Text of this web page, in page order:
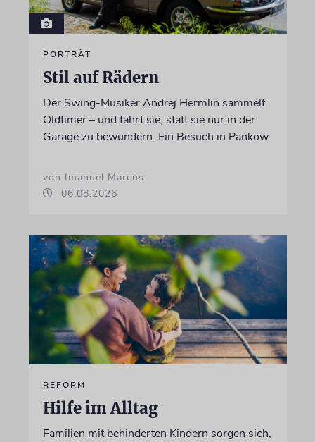
PORTRÄT
Stil auf Rädern
Der Swing-Musiker Andrej Hermlin sammelt
Oldtimer – und fährt sie, statt sie nur in der
Garage zu bewundern. Ein Besuch in Pankow
von Imanuel Marcus
06.08.2026
REFORM
Hilfe im Alltag
Familien mit behinderten Kindern sorgen sich,